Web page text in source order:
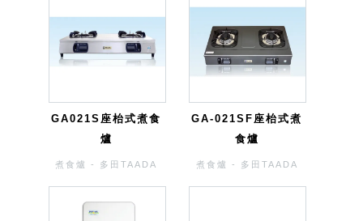
GA021S座枱式煮食
爐
煮食爐 - 多田TAADA
GA-021SF座枱式煮
食爐
煮食爐 - 多田TAADA